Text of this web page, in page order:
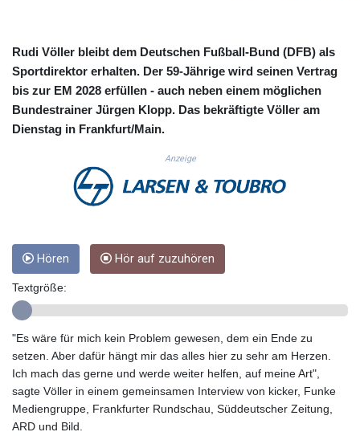
CVE 110.797088
DJF 204.79359
DKK 7.476071
DOP 67.179284
ERN 17.285099
ETB 185.946995
GEL 3.013365
GGP 0.85598
GNF 10117.544985
GTQ 8.790438
GYD 241.021217
HKD 9.039583
HNL 30.878201
Rudi Völler bleibt dem Deutschen Fußball-Bund (DFB) als
Sportdirektor erhalten. Der 59-Jährige wird seinen Vertrag
bis zur EM 2028 erfüllen - auch neben einem möglichen
Bundestrainer Jürgen Klopp. Das bekräftigte Völler am
Dienstag in Frankfurt/Main.
Anzeige
Hören Hör auf zuzuhören
Textgröße:
"Es wäre für mich kein Problem gewesen, dem ein Ende zu
setzen. Aber dafür hängt mir das alles hier zu sehr am Herzen.
Ich mach das gerne und werde weiter helfen, auf meine Art",
sagte Völler in einem gemeinsamen Interview von kicker, Funke
Mediengruppe, Frankfurter Rundschau, Süddeutscher Zeitung,
ARD und Bild.